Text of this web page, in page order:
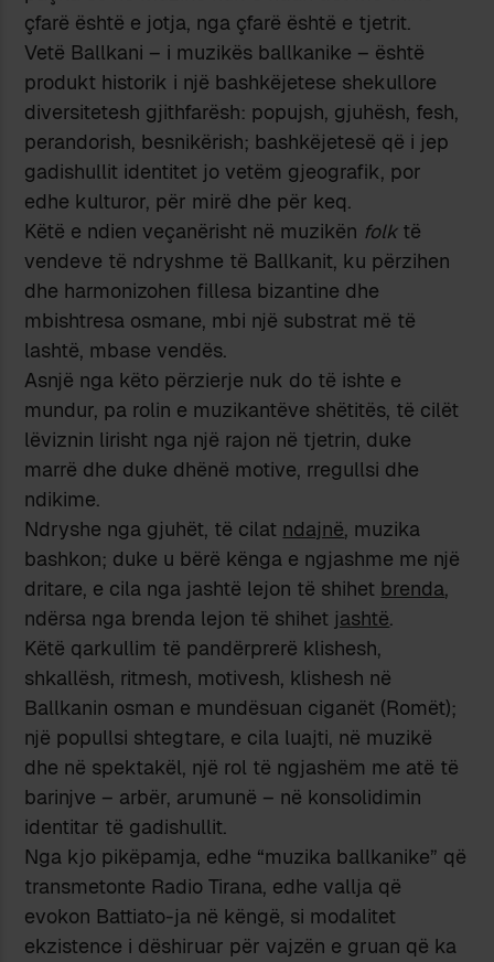
çfarë është e jotja, nga çfarë është e tjetrit.
Vetë Ballkani – i muzikës ballkanike – është
produkt historik i një bashkëjetese shekullore
diversitetesh gjithfarësh: popujsh, gjuhësh, fesh,
perandorish, besnikërish; bashkëjetesë që i jep
gadishullit identitet jo vetëm gjeografik, por
edhe kulturor, për mirë dhe për keq.
Këtë e ndien veçanërisht në muzikën folktë
vendeve të ndryshme të Ballkanit, ku përzihen
dhe harmonizohen fillesa bizantine dhe
mbishtresa osmane, mbi një substrat më të
lashtë, mbase vendës.
Asnjë nga këto përzierje nuk do të ishte e
mundur, pa rolin e muzikantëve shëtitës, të cilët
lëviznin lirisht nga një rajon në tjetrin, duke
marrë dhe duke dhënë motive, rregullsi dhe
ndikime.
Ndryshe nga gjuhët, të cilat ndajnë, muzika
bashkon; duke u bërë kënga e ngjashme me një
dritare, e cila nga jashtë lejon të shihet brenda,
ndërsa nga brenda lejon të shihet jashtë.
Këtë qarkullim të pandërprerë klishesh,
shkallësh, ritmesh, motivesh, klishesh në
Ballkanin osman e mundësuan ciganët (Romët);
një popullsi shtegtare, e cila luajti, në muzikë
dhe në spektakël, një rol të ngjashëm me atë të
barinjve – arbër, arumunë – në konsolidimin
identitar të gadishullit.
Nga kjo pikëpamja, edhe “muzika ballkanike” që
transmetonte Radio Tirana, edhe vallja që
evokon Battiato-ja në këngë, si modalitet
ekzistence i dëshiruar për vajzën e gruan që ka